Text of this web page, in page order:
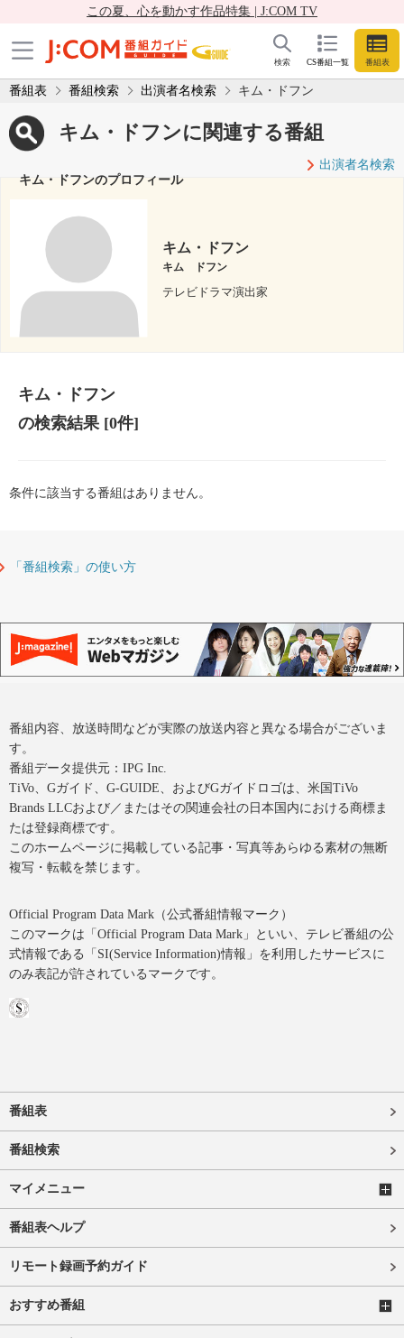
この夏、心を動かす作品特集 | J:COM TV
CS番組一覧 番組表
検索
番組表 番組検索 出演者名検索 キム・ドフン
キム・ドフンに関連する番組
出演者名検索
キム・ドフンのプロフィール
キム・ドフン
キム ドフン
テレビドラマ演出家
キム・ドフン
の検索結果[0件]
条件に該当する番組はありません。
「番組検索」の使い方
番組内容、放送時間などが実際の放送内容と異なる場合がございま
す。
番組データ提供元：IPG Inc.
TiVo、Gガイド、G-GUIDE、およびGガイドロゴは、米国TiVo
Brands LLCおよび／またはその関連会社の日本国内における商標ま
たは登録商標です。
このホームページに掲載している記事・写真等あらゆる素材の無断
複写・転載を禁じます。
Official Program Data Mark（公式番組情報マーク）
このマークは「Official Program Data Mark」といい、テレビ番組の公
式情報である「SI(Service Information)情報」を利用したサービスに
のみ表記が許されているマークです。
番組表
番組検索
マイメニュー
番組表ヘルプ
リモート録画予約ガイド
おすすめ番組